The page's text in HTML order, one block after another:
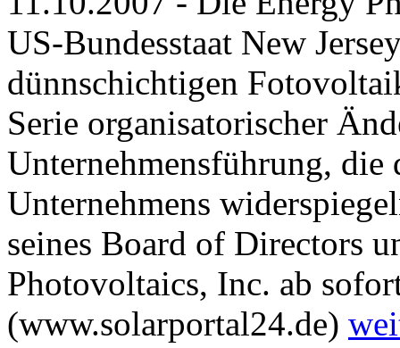
US-Bundesstaat New
dünnschichtigen
Serie organisatorischer
Unternehmensführung, die
Unternehmens
seines Board of Directors
Photovoltaics, Inc. ab
(www.solarportal24.de)